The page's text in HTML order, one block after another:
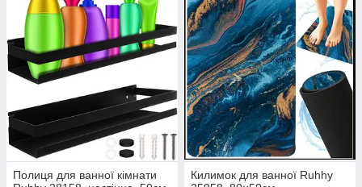
Полиця для ванної кімнати
Килимок для ванної Ruhhy